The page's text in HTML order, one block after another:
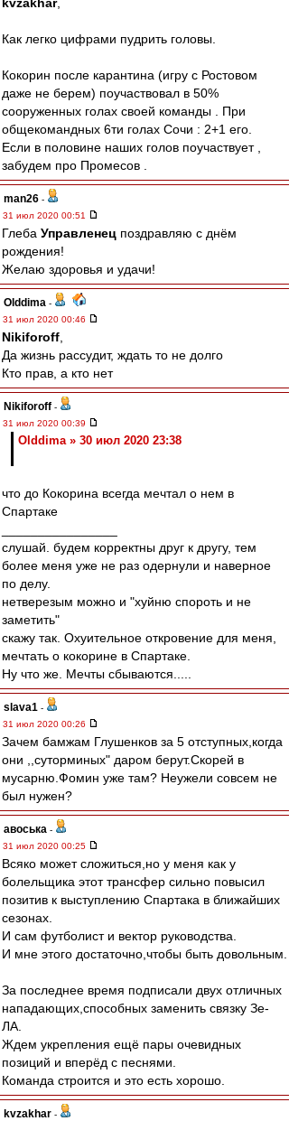
Как легко цифрами пудрить головы.
Кокорин после карантина (игру с Ростовом
даже не берем) поучаствовал в 50%
сооруженных голах своей команды . При
общекомандных 6ти голах Сочи : 2+1 его.
Если в половине наших голов поучаствует ,
забудем про Промесов .
man26 -
31 июл 2020 00:51
Глеба Управленец поздравляю с днём
рождения!
Желаю здоровья и удачи!
Olddima -
31 июл 2020 00:46
Nikiforoff
Да жизнь рассудит, ждать то не долго
Кто прав, а кто нет
Nikiforoff -
31 июл 2020 00:39
Olddima » 30 июл 2020 23:38
что до Кокорина всегда мечтал о нем в
Спартаке
слушай. будем корректны друг к другу, тем
более меня уже не раз одернули и наверное
по делу.
нетверезым можно и "хуйню спороть и не
заметить"
скажу так. Охуительное откровение для меня,
мечтать о кокорине в Спартаке.
Ну что же. Мечты сбываются.....
slava1 -
31 июл 2020 00:26
Зачем бамжам Глушенков за 5 отступных,когда
они ,,суторминых" даром берут.Скорей в
мусарню.Фомин уже там? Неужели совсем не
был нужен?
авоська -
31 июл 2020 00:25
Всяко может сложиться,но у меня как у
болельщика этот трансфер сильно повысил
позитив к выступлению Спартака в ближайших
сезонах.
И сам футболист и вектор руководства.
И мне этого достаточно,чтобы быть довольным.
За последнее время подписали двух отличных
нападающих,способных заменить связку Зе-
ЛА.
Ждем укрепления ещё пары очевидных
позиций и вперёд с песнями.
Команда строится и это есть хорошо.
kvzakhar -